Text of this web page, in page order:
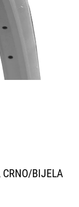
BIJELA